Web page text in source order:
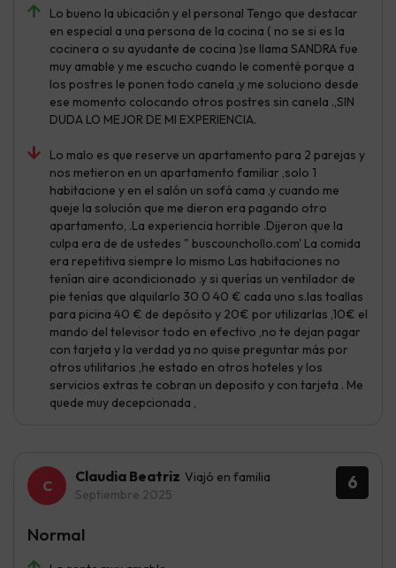
Lo bueno la ubicación y el personal Tengo que destacar
en especial a una persona de la cocina ( no se si es la
cocinera o su ayudante de cocina )se llama SANDRA fue
muy amable y me escucho cuando le comenté porque a
los postres le ponen todo canela ,y me soluciono desde
ese momento colocando otros postres sin canela .,SIN
DUDA LO MEJOR DE MI EXPERIENCIA.
Lo malo es que reserve un apartamento para 2 parejas y
nos metieron en un apartamento familiar ,solo 1
habitacione y en el salón un sofá cama ,y cuando me
queje la solución que me dieron era pagando otro
apartamento, .La experiencia horrible .Dijeron que la
culpa era de de ustedes " buscounchollo.com' La comida
era repetitiva siempre lo mismo Las habitaciones no
tenían aire acondicionado .y si querías un ventilador de
pie tenías que alquilarlo 30 0 40 € cada uno s.las toallas
para picina 40 € de depósito y 20€ por utilizarlas ,10€ el
mando del televisor todo en efectivo ,no te dejan pagar
con tarjeta y la verdad ya no quise preguntar más por
otros utilitarios ,he estado en otros hoteles y los
servicios extras te cobran un deposito y con tarjeta . Me
quede muy decepcionada ,
6
Claudia Beatriz Viajó en familia
Septiembre 2025
Normal